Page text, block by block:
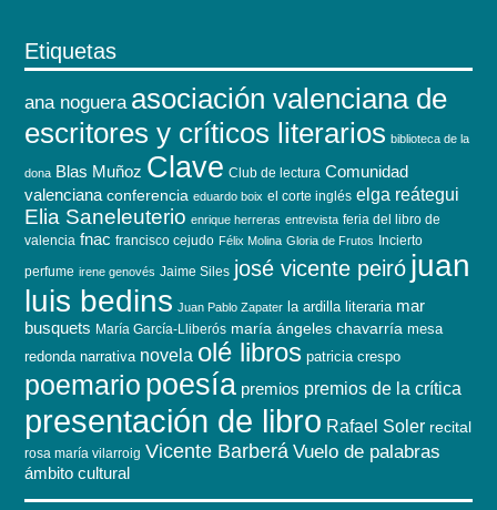
Etiquetas
ana noguera asociación valenciana de
escritores y críticos literarios biblioteca de la
dona Blas Muñoz Clave Club de lectura Comunidad
valenciana conferencia eduardo boix el corte inglés elga reátegui
Elia Saneleuterio enrique herreras entrevista feria del libro de
valencia fnac francisco cejudo Félix Molina Gloria de Frutos Incierto
perfume irene genovés Jaime Siles josé vicente peiró juan
luis bedins Juan Pablo Zapater la ardilla literaria mar
busquets María García-Lliberós maría ángeles chavarría mesa
redonda narrativa novela olé libros patricia crespo
poemario poesía premios premios de la crítica
presentación de libro Rafael Soler recital
rosa maría vilarroig Vicente Barberá Vuelo de palabras
ámbito cultural